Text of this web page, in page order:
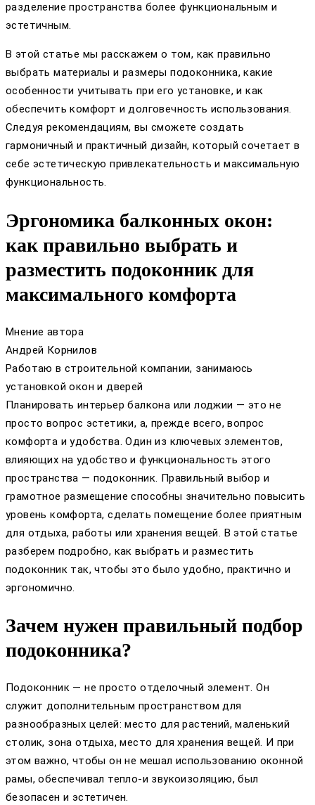
разделение пространства более функциональным и
эстетичным.
В этой статье мы расскажем о том, как правильно
выбрать материалы и размеры подоконника, какие
особенности учитывать при его установке, и как
обеспечить комфорт и долговечность использования.
Следуя рекомендациям, вы сможете создать
гармоничный и практичный дизайн, который сочетает в
себе эстетическую привлекательность и максимальную
функциональность.
Эргономика балконных окон:
как правильно выбрать и
разместить подоконник для
максимального комфорта
Мнение автора
Андрей Корнилов
Работаю в строительной компании, занимаюсь
установкой окон и дверей
Планировать интерьер балкона или лоджии — это не
просто вопрос эстетики, а, прежде всего, вопрос
комфорта и удобства. Один из ключевых элементов,
влияющих на удобство и функциональность этого
пространства — подоконник. Правильный выбор и
грамотное размещение способны значительно повысить
уровень комфорта, сделать помещение более приятным
для отдыха, работы или хранения вещей. В этой статье
разберем подробно, как выбрать и разместить
подоконник так, чтобы это было удобно, практично и
эргономично.
Зачем нужен правильный подбор
подоконника?
Подоконник — не просто отделочный элемент. Он
служит дополнительным пространством для
разнообразных целей: место для растений, маленький
столик, зона отдыха, место для хранения вещей. И при
этом важно, чтобы он не мешал использованию оконной
рамы, обеспечивал тепло-и звукоизоляцию, был
безопасен и эстетичен.